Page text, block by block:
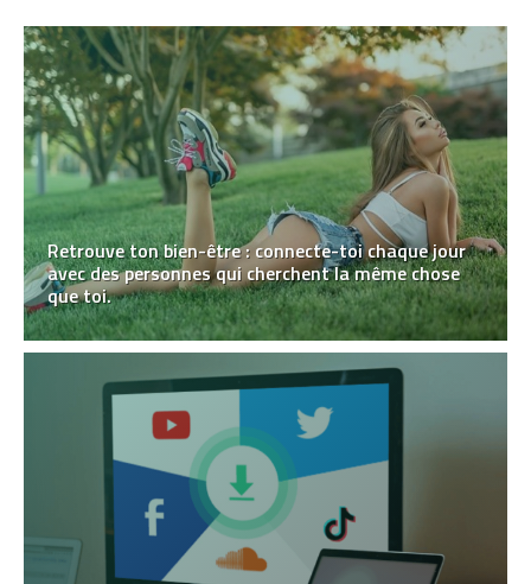
Retrouve ton bien-être : connecte-toi chaque jour
avec des personnes qui cherchent la même chose
que toi.